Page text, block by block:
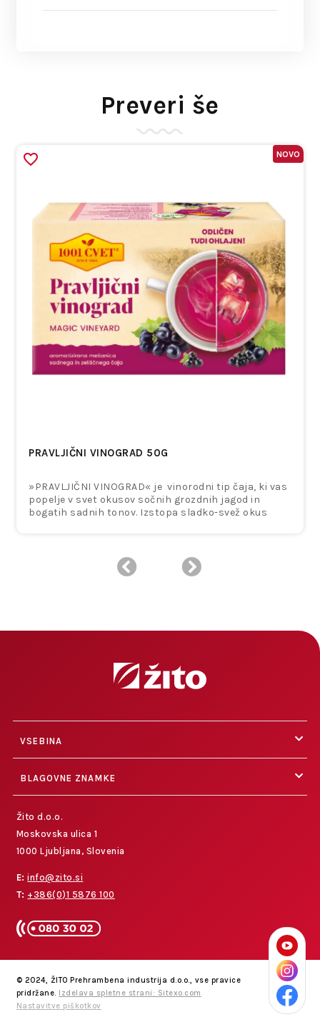
Preveri še
NOVO
PRAVLJIČNI VINOGRAD 50G
»PRAVLJIČNI VINOGRAD« je vinorodni tip čaja, ki vas
popelje v svet okusov sočnih grozdnih jagod in
bogatih sadnih tonov. Izstopa sladko-svež okus
VSEBINA
BLAGOVNE ZNAMKE
Žito d.o.o.
Moskovska ulica 1
1000 Ljubljana, Slovenia
E: info@zito.si
T: +386(0)1 5876 100
© 2024, ŽITO Prehrambena industrija d.o.o., vse pravice
pridržane. Izdelava spletne strani: Sitexo.com
Nastavitve piškotkov